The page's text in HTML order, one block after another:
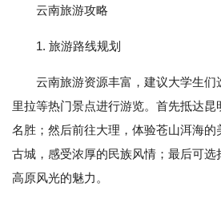
云南旅游攻略
1. 旅游路线规划
云南旅游资源丰富，建议大学生们
里拉等热门景点进行游览。首先抵达
名胜；然后前往大理，体验苍山洱海的
古城，感受浓厚的民族风情；最后可
高原风光的魅力。